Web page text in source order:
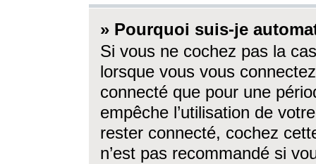
» Pourquoi suis-je
Si vous ne cochez pas la
lorsque vous vous
connecté que pour une
empêche l’utilisation de
rester connecté, cochez
n’est pas recommandé si